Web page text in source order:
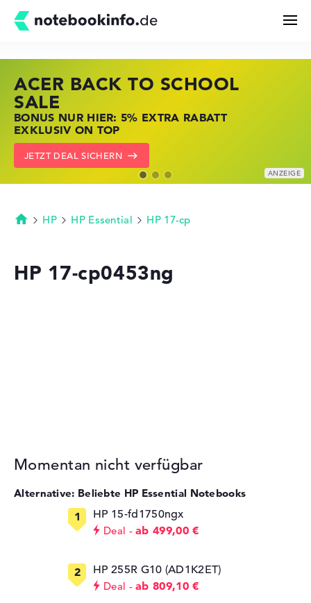
Kaufberatung
Technik & Wissen
Deals
ACER BACK TO SCHOOL
SALE
BONUS NUR HIER: 5% EXTRA RABATT
EXKLUSIV ON TOP
JETZT DEAL SICHERN
HP STORE SSV DEALS
JETZT ZUGREIFEN: NOTEBOOKS BEI HP
KRÄFTIG REDUZIERT
ZU DEN HP ANGEBOTEN
LENOVO LAPTOP DEALS
NOTEBOOKS BEI LENOVO JETZT
KRÄFTIG REDUZIERT
LENOVO DEALS ZEIGEN
Startseite
HP HP Essential HP 17-cp
HP 17-cp0453ng
Momentan nicht verfügbar
Alternative: Beliebte HP Essential Notebooks
HP 15-fd1750ngx
Deal ab 499,00 €
HP 255R G10 (AD1K2ET)
Deal ab 809,10 €